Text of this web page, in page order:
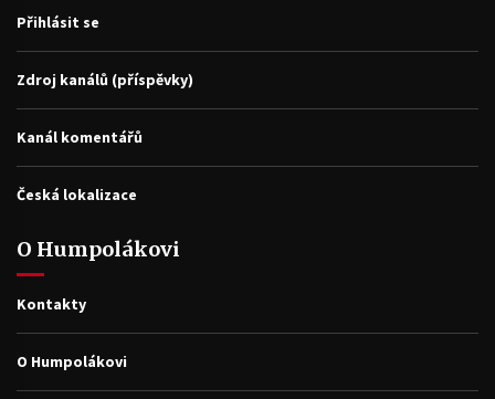
Přihlásit se
Zdroj kanálů (příspěvky)
Kanál komentářů
Česká lokalizace
O Humpolákovi
Kontakty
O Humpolákovi